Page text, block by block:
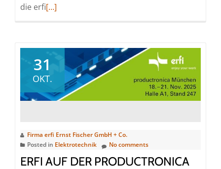
die erfiRead
auf
der
productronica
2025
[…]
31
OKT.
Firma erfi Ernst Fischer GmbH + Co.
Posted in Elektrotechnik No comments
ERFI AUF DER PRODUCTRONICA